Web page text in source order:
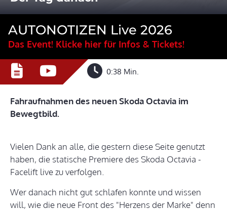
AUTONOTIZEN Live 2026
Das Event! Klicke hier für Infos & Tickets!
0:38 Min.
Fahraufnahmen des neuen Skoda Octavia im
Bewegtbild.
Vielen Dank an alle, die gestern diese Seite genutzt
haben, die statische Premiere des Skoda Octavia -
Facelift live zu verfolgen.
Wer danach nicht gut schlafen konnte und wissen
will, wie die neue Front des "Herzens der Marke" denn